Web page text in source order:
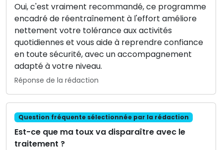
Oui, c'est vraiment recommandé, ce programme
encadré de réentraînement à l'effort améliore
nettement votre tolérance aux activités
quotidiennes et vous aide à reprendre confiance
en toute sécurité, avec un accompagnement
adapté à votre niveau.
Réponse de la rédaction
Question fréquente sélectionnée par la rédaction
Est-ce que ma toux va disparaître avec le
traitement ?